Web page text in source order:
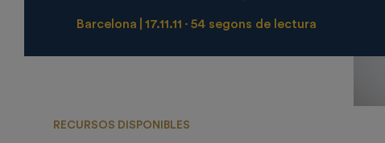
Barcelona 17.11.11 54 segons de lectura
RECURSOS DISPONIBLES